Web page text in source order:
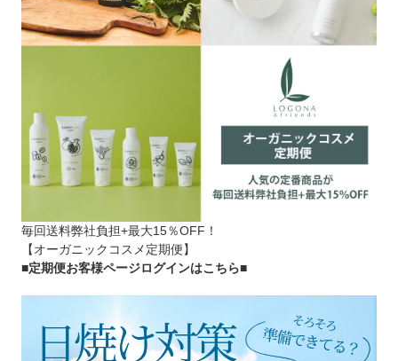
毎回送料弊社負担+最大15％OFF！
【オーガニックコスメ定期便】
■定期便お客様ページログインはこちら■